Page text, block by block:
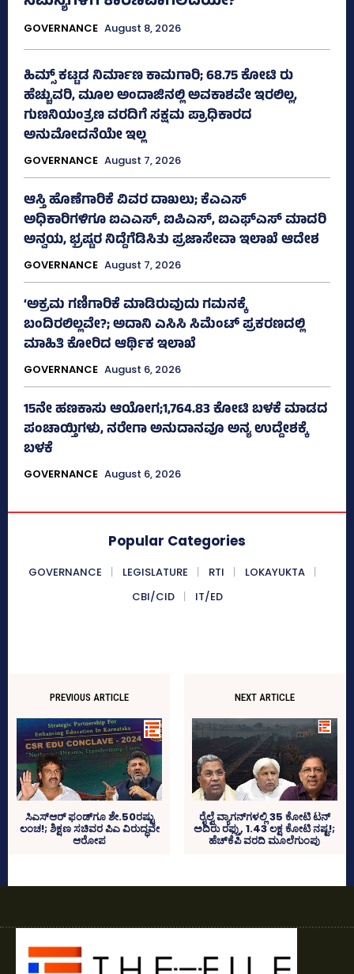
GOVERNANCE August 8, 2026
ಹಿಮ್ಸ್‌ ಕಟ್ಟಡ ನಿರ್ಮಾಣ ಕಾಮಗಾರಿ; 68.75 ಕೋಟಿ ರು
ಹೆಚ್ಚುವರಿ, ಮೂಲ ಅಂದಾಜಿನಲ್ಲಿ ಅವಕಾಶವೇ ಇರಲಿಲ್ಲ,
ಗುಣನಿಯಂತ್ರಣ ವರದಿಗೆ ಸಕ್ಷಮ ಪ್ರಾಧಿಕಾರದ
ಅನುಮೋದನೆಯೇ ಇಲ್ಲ
GOVERNANCE August 7, 2026
ಆಸ್ತಿ ಹೊಣೆಗಾರಿಕೆ ವಿವರ ದಾಖಲು; ಕೆಎಎಸ್
ಅಧಿಕಾರಿಗಳಿಗೂ ಐಎಎಸ್‌, ಐಪಿಎಸ್‌, ಐಎಫ್‌ಎಸ್‌ ಮಾದರಿ
ಅನ್ವಯ, ಭ್ರಷ್ಟರ ನಿದ್ದೆಗೆಡಿಸಿತು ಪ್ರಜಾಸೇವಾ ಇಲಾಖೆ ಆದೇಶ
GOVERNANCE August 7, 2026
‘ಅಕ್ರಮ ಗಣಿಗಾರಿಕೆ ಮಾಡಿರುವುದು ಗಮನಕ್ಕೆ
ಬಂದಿರಲಿಲ್ಲವೇ?; ಅದಾನಿ ಎಸಿಸಿ ಸಿಮೆಂಟ್ ಪ್ರಕರಣದಲ್ಲಿ
ಮಾಹಿತಿ ಕೋರಿದ ಆರ್ಥಿಕ ಇಲಾಖೆ
GOVERNANCE August 6, 2026
15ನೇ ಹಣಕಾಸು ಆಯೋಗ;1,764.83 ಕೋಟಿ ಬಳಕೆ ಮಾಡದ
ಪಂಚಾಯ್ತಿಗಳು, ನರೇಗಾ ಅನುದಾನವೂ ಅನ್ಯ ಉದ್ದೇಶಕ್ಕೆ
ಬಳಕೆ
GOVERNANCE August 6, 2026
Popular Categories
GOVERNANCE LEGISLATURE RTI
LOKAYUKTA
CBI/CID
IT/ED
PREVIOUS ARTICLE
ಸಿಎಸ್‌ಆರ್‍‌ ಫಂಡ್‌ಗೂ ಶೇ.50ರಷ್ಟು
ಲಂಚ!; ಶಿಕ್ಷಣ ಸಚಿವರ ಪಿಎ ವಿರುದ್ಧವೇ
ಆರೋಪ
NEXT ARTICLE
ರೈಲ್ವೆ ವ್ಯಾಗನ್‌ಗಳಲ್ಲಿ 35 ಕೋಟಿ ಟನ್‌
ಅದಿರು ರಫ್ತು, 1.43 ಲಕ್ಷ ಕೋಟಿ ನಷ್ಟ!;
ಹೆಚ್‌ಕೆಪಿ ವರದಿ ಮೂಲೆಗುಂಪು